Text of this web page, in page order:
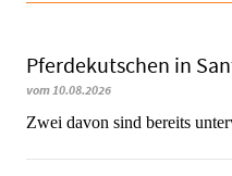
Pferdekutschen in
vom 10.08.2026
Zwei davon sind bereits